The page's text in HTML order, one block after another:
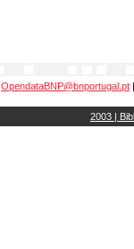
OpendataBNP@bnportugal.pt
2003 |